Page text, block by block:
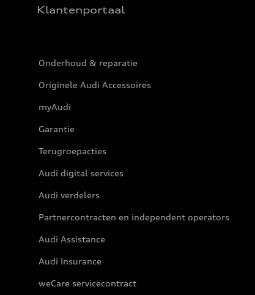
Klantenportaal
Onderhoud & reparatie
Originele Audi Accessoires
myAudi
Garantie
Terugroepacties
Audi digital services
Audi verdelers
Partnercontracten en independent operators
Audi Assistance
Audi Insurance
weCare servicecontract